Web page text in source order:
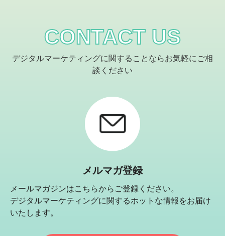
CONTACT US
デジタルマーケティングに関することならお気軽にご相
談ください
メルマガ登録
メールマガジンはこちらからご登録ください。
デジタルマーケティングに関するホットな情報をお届け
いたします。